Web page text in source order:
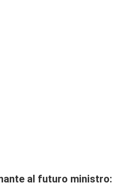
al futuro ministro: